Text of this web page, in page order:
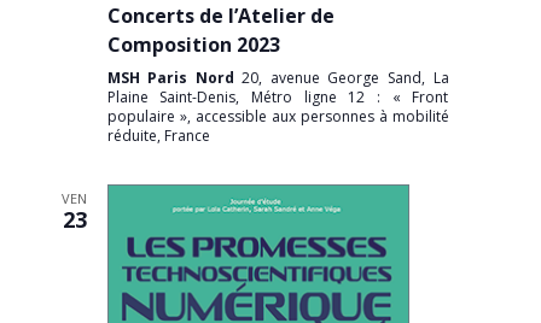
Concerts de l’Atelier de
Composition 2023
MSH Paris Nord20, avenue George Sand, La
Plaine Saint-Denis, Métro ligne 12 : « Front
populaire », accessible aux personnes à mobilité
réduite, France
VEN
23